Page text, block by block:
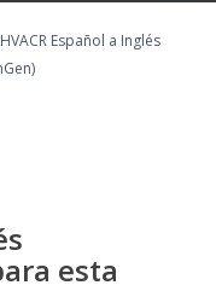
HVACR Español a Inglés
esta